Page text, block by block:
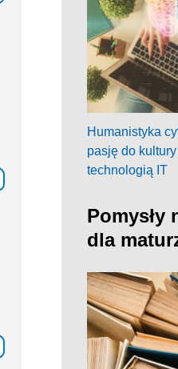
Humanistyka
pasję do
technologią IT
Pomysły
dla